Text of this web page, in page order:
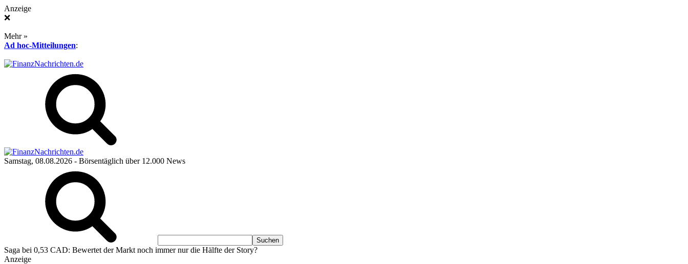
Anzeige
❌
Mehr »
Ad hoc-Mitteilungen:
Samstag, 08.08.2026 - Börsentäglich über 12.000 News
Saga bei 0,53 CAD: Bewertet der Markt noch immer nur die Hälfte der Story?
Anzeige